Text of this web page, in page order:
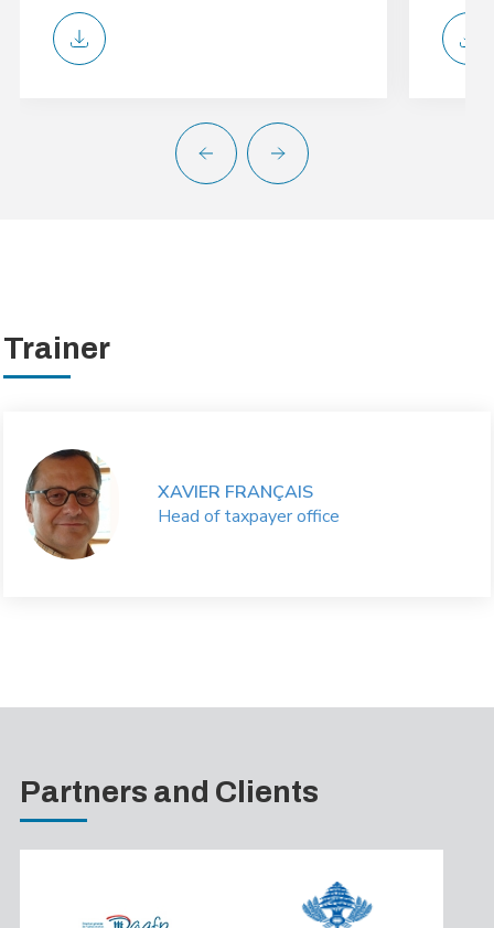
Trainer
XAVIER FRANÇAIS
Head of taxpayer office
Partners and Clients